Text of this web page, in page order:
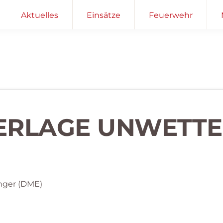
Aktuelles Einsätze Feuerwehr
(DME)